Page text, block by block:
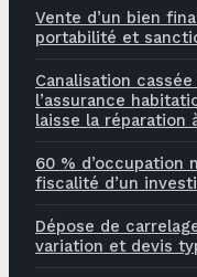
Vente d’un bien
portabilité et
Canalisation
l’assurance
laisse la réparation
60 %
fiscalité d’un
Dépose de
variation et devis